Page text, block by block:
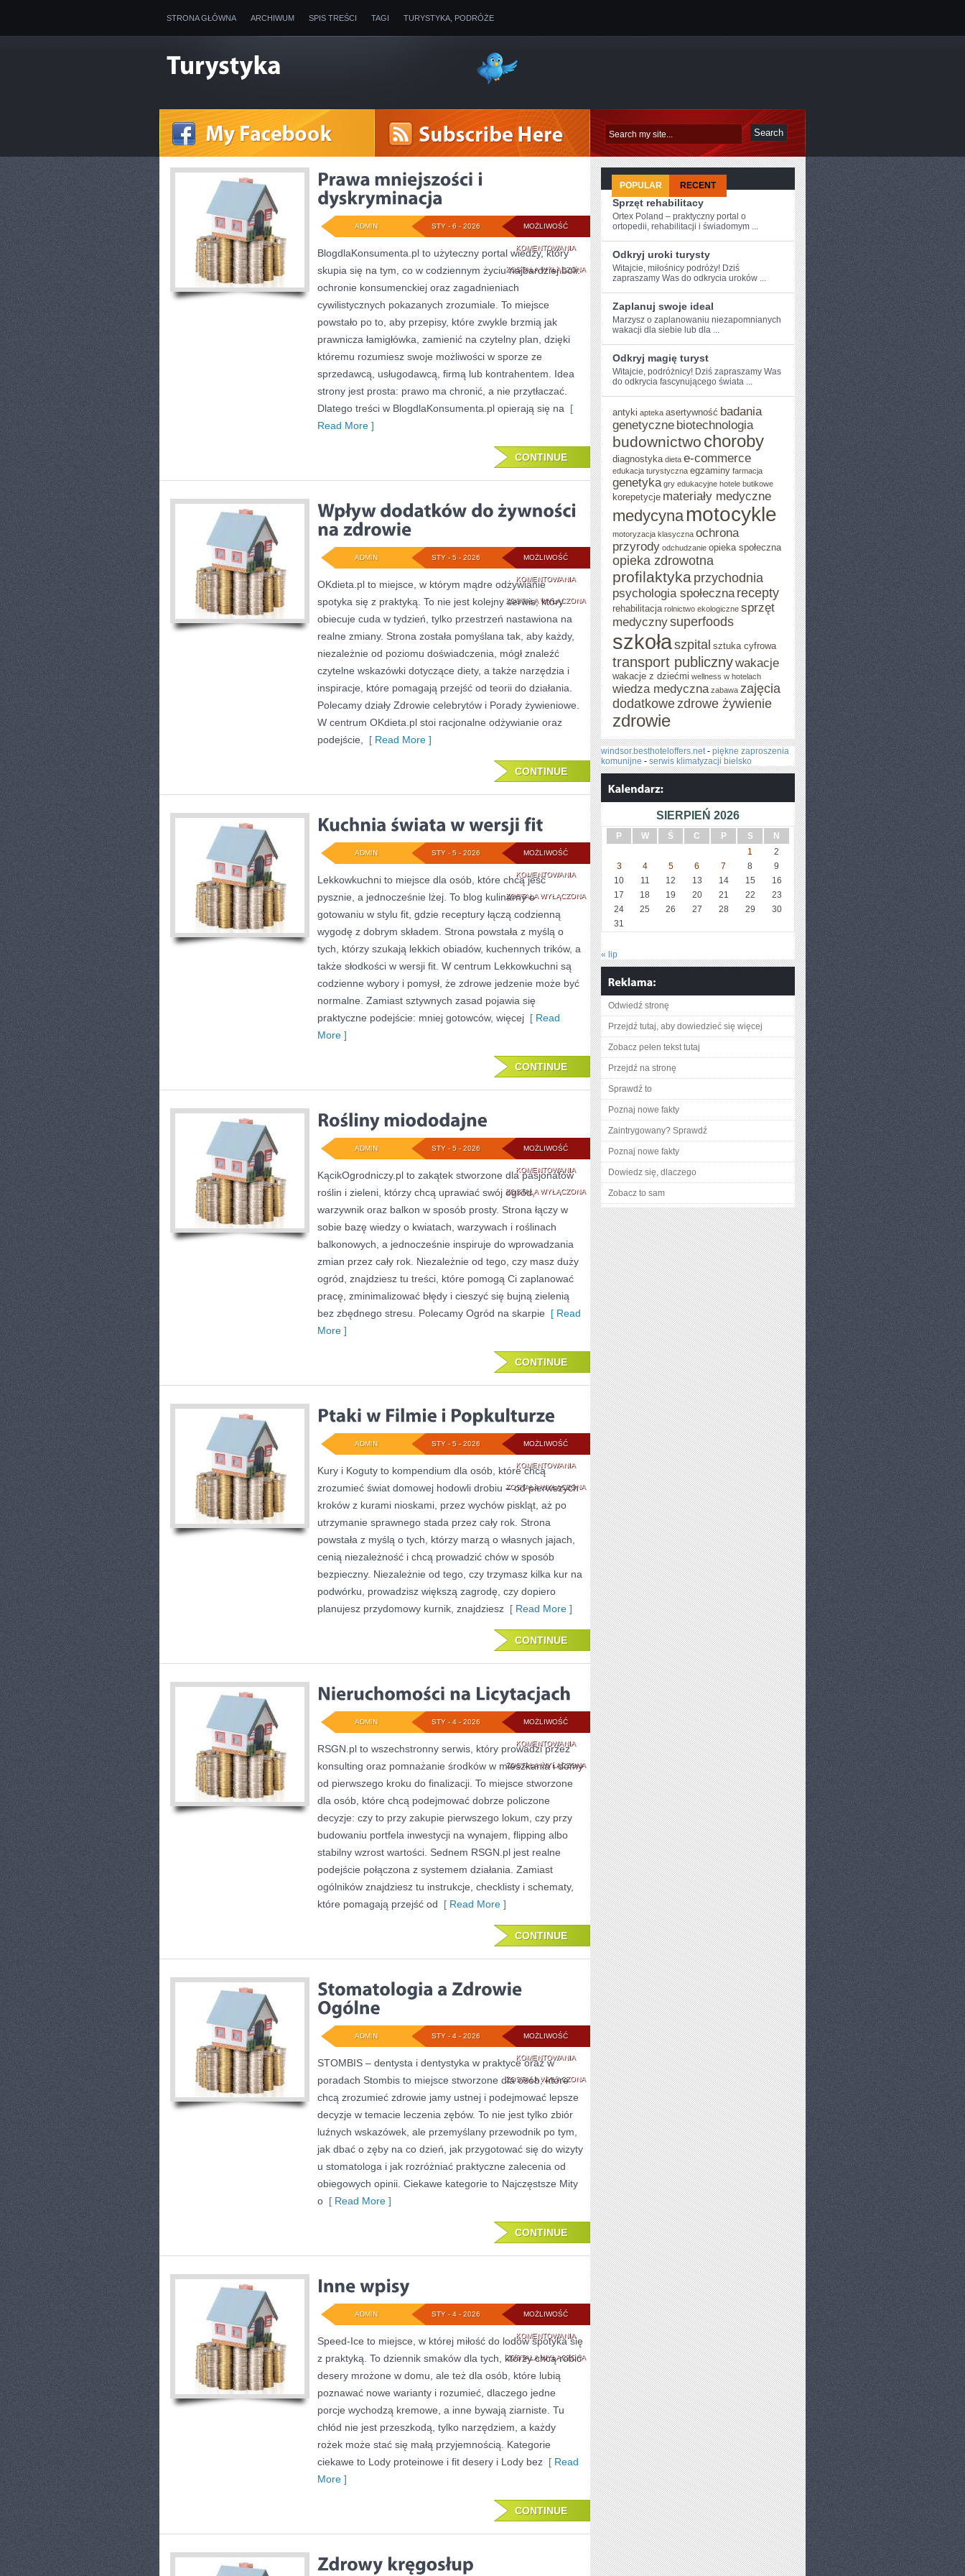
STRONA GŁÓWNA ARCHIWUM SPIS TREŚCI TAGI TURYSTYKA, PODRÓŻE
MOŻLIWOŚĆ
KOMENTOWANIAPRAWA
MNIEJSZOŚCI
DYSKRYMINACJA
ZOSTAŁA WYŁĄCZONA
STY - 6 - 2026
ADMIN
BlogdlaKonsumenta.pl to użyteczny portal wiedzy, który
skupia się na tym, co w codziennym życiu najbardziej boli:
ochronie konsumenckiej oraz zagadnieniach
cywilistycznych pokazanych zrozumiale. To miejsce
powstało po to, aby przepisy, które zwykle brzmią jak
prawnicza łamigłówka, zamienić na czytelny plan, dzięki
któremu rozumiesz swoje możliwości w sporze ze
sprzedawcą, usługodawcą, firmą lub kontrahentem. Idea
strony jest prosta: prawo ma chronić, a nie przytłaczać.
Dlatego treści w BlogdlaKonsumenta.pl opierają się na [
Read More ]
CONTINUE
MOŻLIWOŚĆ
KOMENTOWANIAWPŁYW
DODATKÓW
ŻYWNOŚCI
ZDROWIE
ZOSTAŁA WYŁĄCZONA
STY - 5 - 2026
ADMIN
OKdieta.pl to miejsce, w którym mądre odżywianie
spotyka się z praktyką. To nie jest kolejny serwis, który
obiecuje cuda w tydzień, tylko przestrzeń nastawiona na
realne zmiany. Strona została pomyślana tak, aby każdy,
niezależnie od poziomu doświadczenia, mógł znaleźć
czytelne wskazówki dotyczące diety, a także narzędzia i
inspiracje, które pomagają przejść od teorii do działania.
Polecamy działy Zdrowie celebrytów i Porady żywieniowe.
W centrum OKdieta.pl stoi racjonalne odżywianie oraz
podejście,
[ Read More ]
CONTINUE
MOŻLIWOŚĆ
KOMENTOWANIAKUCHNIA
ŚWIATA
WERSJI
ZOSTAŁA WYŁĄCZONA
STY - 5 - 2026
ADMIN
Lekkowkuchni to miejsce dla osób, które chcą jeść
pysznie, a jednocześnie lżej. To blog kulinarny o
gotowaniu w stylu fit, gdzie receptury łączą codzienną
wygodę z dobrym składem. Strona powstała z myślą o
tych, którzy szukają lekkich obiadów, kuchennych trików, a
także słodkości w wersji fit. W centrum Lekkowkuchni są
codzienne wybory i pomysł, że zdrowe jedzenie może być
normalne. Zamiast sztywnych zasad pojawia się
praktyczne podejście: mniej gotowców, więcej [ Read
More ]
CONTINUE
MOŻLIWOŚĆ
KOMENTOWANIAROŚLINY
MIODODAJNE
ZOSTAŁA WYŁĄCZONA
STY - 5 - 2026
ADMIN
KącikOgrodniczy.pl to zakątek stworzone dla pasjonatów
roślin i zieleni, którzy chcą uprawiać swój ogród,
warzywnik oraz balkon w sposób prosty. Strona łączy w
sobie bazę wiedzy o kwiatach, warzywach i roślinach
balkonowych, a jednocześnie inspiruje do wprowadzania
zmian przez cały rok. Niezależnie od tego, czy masz duży
ogród, znajdziesz tu treści, które pomogą Ci zaplanować
pracę, zminimalizować błędy i cieszyć się bujną zielenią
bez zbędnego stresu. Polecamy Ogród na skarpie [ Read
More ]
CONTINUE
MOŻLIWOŚĆ
KOMENTOWANIAPTAKI
W
FILMIE
POPKULTURZE
ZOSTAŁA WYŁĄCZONA
STY - 5 - 2026
ADMIN
Kury i Koguty to kompendium dla osób, które chcą
zrozumieć świat domowej hodowli drobiu – od pierwszych
kroków z kurami nioskami, przez wychów piskląt, aż po
utrzymanie sprawnego stada przez cały rok. Strona
powstała z myślą o tych, którzy marzą o własnych jajach,
cenią niezależność i chcą prowadzić chów w sposób
bezpieczny. Niezależnie od tego, czy trzymasz kilka kur na
podwórku, prowadzisz większą zagrodę, czy dopiero
planujesz przydomowy kurnik, znajdziesz [ Read More ]
CONTINUE
MOŻLIWOŚĆ
KOMENTOWANIANIERUCHOMOŚCI
NA
LICYTACJACH
ZOSTAŁA WYŁĄCZONA
STY - 4 - 2026
ADMIN
RSGN.pl to wszechstronny serwis, który prowadzi przez
konsulting oraz pomnażanie środków w mieszkania i domy
od pierwszego kroku do finalizacji. To miejsce stworzone
dla osób, które chcą podejmować dobrze policzone
decyzje: czy to przy zakupie pierwszego lokum, czy przy
budowaniu portfela inwestycji na wynajem, flipping albo
stabilny wzrost wartości. Sednem RSGN.pl jest realne
podejście połączona z systemem działania. Zamiast
ogólników znajdziesz tu instrukcje, checklisty i schematy,
które pomagają przejść od [ Read More ]
CONTINUE
MOŻLIWOŚĆ
KOMENTOWANIASTOMATOLOGIA
A
ZDROWIE
OGÓLNE
ZOSTAŁA WYŁĄCZONA
STY - 4 - 2026
ADMIN
STOMBIS – dentysta i dentystyka w praktyce oraz w
poradach Stombis to miejsce stworzone dla osób, które
chcą zrozumieć zdrowie jamy ustnej i podejmować lepsze
decyzje w temacie leczenia zębów. To nie jest tylko zbiór
luźnych wskazówek, ale przemyślany przewodnik po tym,
jak dbać o zęby na co dzień, jak przygotować się do wizyty
u stomatologa i jak rozróżniać praktyczne zalecenia od
obiegowych opinii. Ciekawe kategorie to Najczęstsze Mity
o [ Read More ]
CONTINUE
MOŻLIWOŚĆ
KOMENTOWANIAINNE
WPISY
ZOSTAŁA WYŁĄCZONA
STY - 4 - 2026
ADMIN
Speed-Ice to miejsce, w której miłość do lodów spotyka się
z praktyką. To dziennik smaków dla tych, którzy chcą robić
desery mrożone w domu, ale też dla osób, które lubią
poznawać nowe warianty i rozumieć, dlaczego jedne
porcje wychodzą kremowe, a inne bywają ziarniste. Tu
chłód nie jest przeszkodą, tylko narzędziem, a każdy
rożek może stać się małą przyjemnością. Kategorie
ciekawe to Lody proteinowe i fit desery i Lody bez [ Read
More ]
CONTINUE
POPULAR RECENT
Sprzęt rehabilitacy
Ortex Poland – praktyczny portal o
ortopedii, rehabilitacji i świadomym ...
Odkryj uroki turysty
Witajcie, miłośnicy podróży!⁤ Dziś
zapraszamy Was do odkrycia uroków ...
Zaplanuj swoje ideal
Marzysz o ‍zaplanowaniu⁢ niezapomnianych
wakacji dla siebie lub dla⁣ ...
Odkryj magię turyst
Witajcie, podróżnicy!​ Dziś zapraszamy Was
do ‌odkrycia fascynującego świata​ ...
antyki apteka asertywność badania
genetyczne biotechnologia
budownictwo choroby
diagnostyka dieta e-commerce
edukacja turystyczna egzaminy farmacja
genetyka gry edukacyjne hotele butikowe
korepetycje materiały medyczne
medycyna motocykle
motoryzacja klasyczna ochrona
przyrody odchudzanie opieka społeczna
opieka zdrowotna
profilaktyka przychodnia
psychologia społeczna recepty
rehabilitacja rolnictwo ekologiczne sprzęt
medycznysuperfoods
szkołaszpital sztuka cyfrowa
transport publicznywakacje
wakacje z dziećmi wellness w hotelach
wiedza medyczna zabawa zajęcia
dodatkowezdrowe żywienie
zdrowie
windsor.besthoteloffers.net- piękne zaproszenia
komunijne - serwis klimatyzacji bielsko
SIERPIEŃ 2026
P W Ś C P S
N
1
2
3
4 5 6 7 8
9
10
11 12 13 14 15
16
17
18 19 20 21 22
23
24
25 26 27 28 29
30
31
« lip
Odwiedź stronę
Przejdź tutaj, aby dowiedzieć się więcej
Zobacz pełen tekst tutaj
Przejdź na stronę
Sprawdź to
Poznaj nowe fakty
Zaintrygowany? Sprawdź
Poznaj nowe fakty
Dowiedz się, dlaczego
Zobacz to sam